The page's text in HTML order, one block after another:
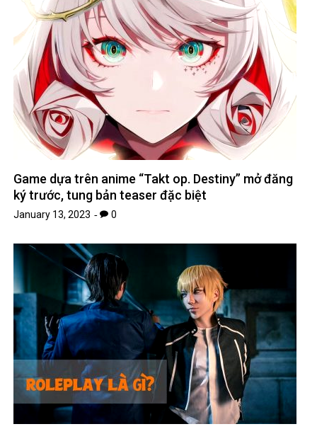
Game dựa trên anime “Takt op. Destiny” mở đăng
ký trước, tung bản teaser đặc biệt
January 13, 2023 0